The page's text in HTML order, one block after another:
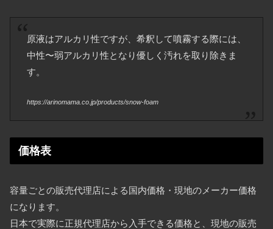
原液はアルカリ性ですが、希釈して噴霧する際には、
中性〜弱アルカリ性となり優しく汚れを取り除きま
す。
https://arinomama.co.jp/products/snow-foam
価格表
容量ごとの販売代理店による国内価格・現地のメーカー価格
になります。
日本で実際に正規代理店から入手できる価格と、現地の販売